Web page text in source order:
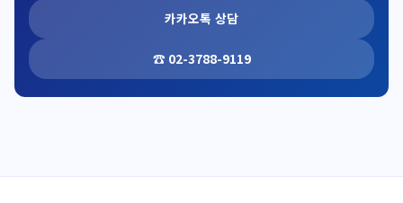
카카오톡 상담
☎ 02-3788-9119